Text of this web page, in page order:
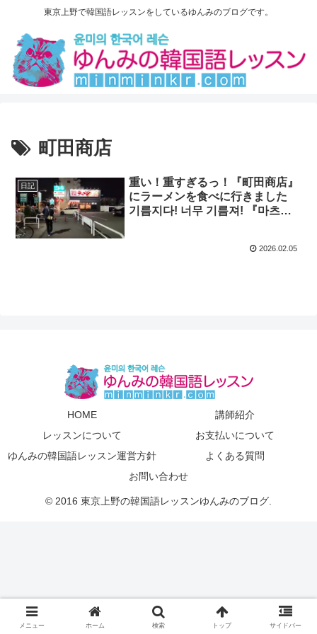
東京上野で韓国語レッスンをしているゆんみのブログです。
町田商店
日記
重い！重すぎるっ！『町田商店』
にラーメンを食べに行きました
기름지다! 너무 기름져! 『마츠다
2026.02.05
HOME
講師紹介
レッスンについて
お支払いについて
ゆんみの韓国語レッスン運営方針
よくある質問
お問い合わせ
© 2016 東京上野の韓国語レッスンゆんみのブログ.
メニュー ホーム 検索 トップ サイドバー